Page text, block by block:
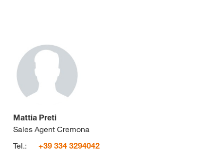
Mattia Preti
Sales Agent Cremona
Tel.:
+39 334 3294042